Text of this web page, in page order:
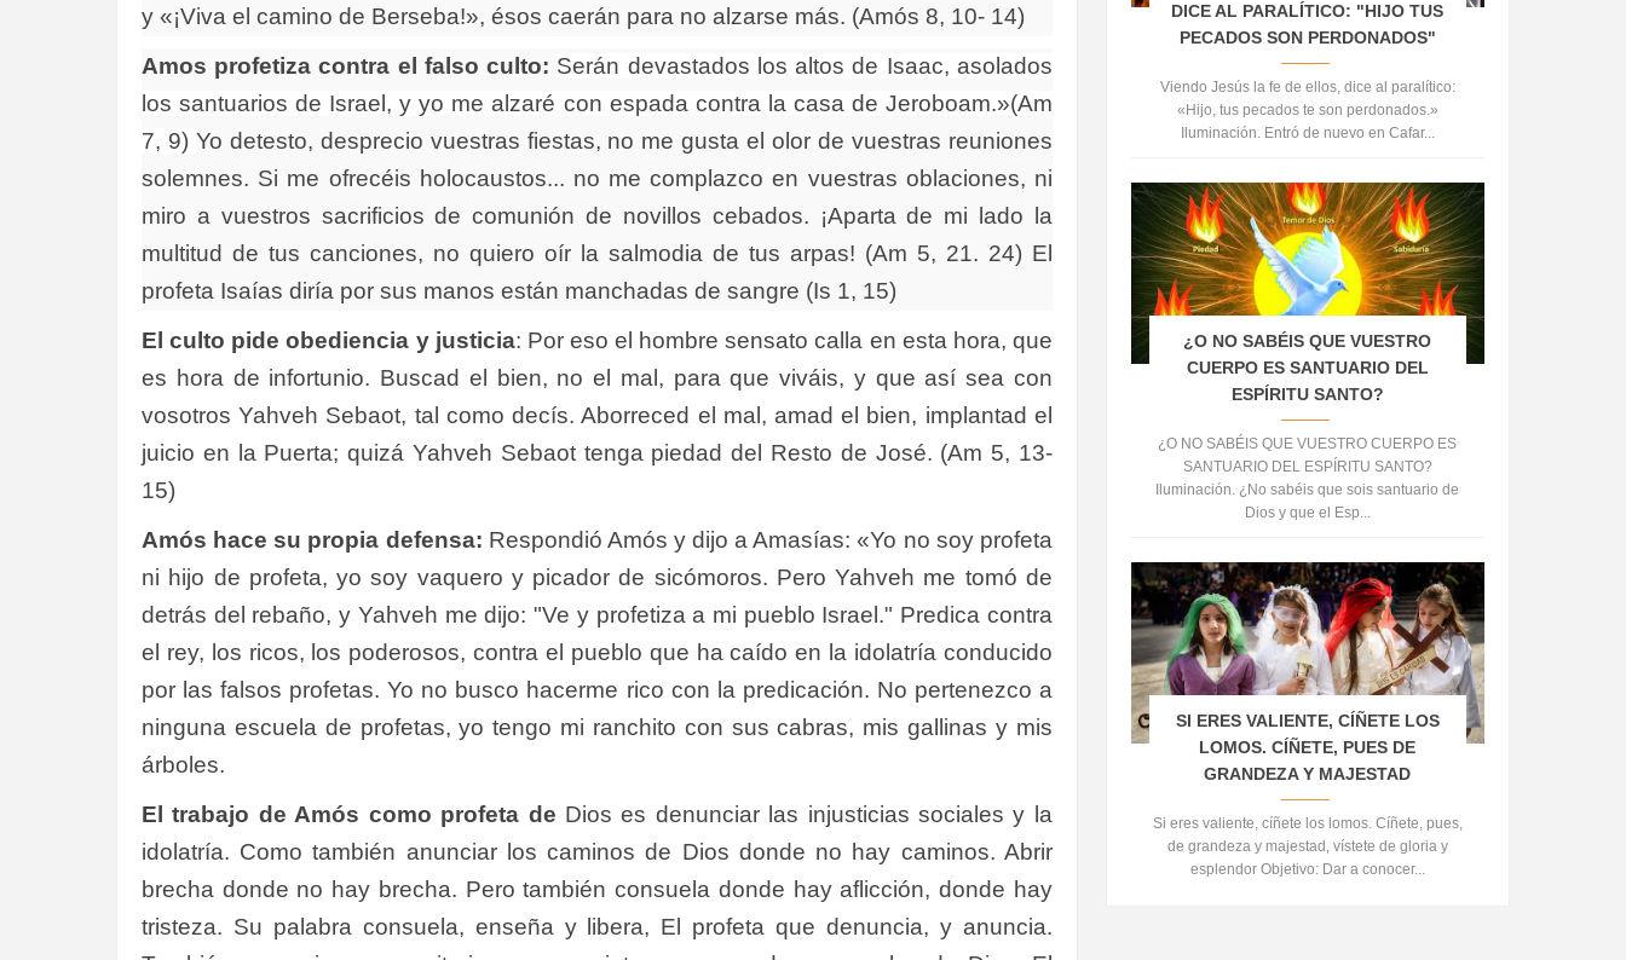
y «¡Viva el camino de Berseba!», ésos caerán para no alzarse más. (Amós 8, 10- 14)
Amos profetiza contra el falso culto: Serán devastados los altos de Isaac, asolados
los santuarios de Israel, y yo me alzaré con espada contra la casa de Jeroboam.»(Am
7, 9) Yo detesto, desprecio vuestras fiestas, no me gusta el olor de vuestras reuniones
solemnes. Si me ofrecéis holocaustos... no me complazco en vuestras oblaciones, ni
miro a vuestros sacrificios de comunión de novillos cebados. ¡Aparta de mi lado la
multitud de tus canciones, no quiero oír la salmodia de tus arpas! (Am 5, 21. 24) El
profeta Isaías diría por sus manos están manchadas de sangre (Is 1, 15)
El culto pide obediencia y justicia: Por eso el hombre sensato calla en esta hora, que
es hora de infortunio. Buscad el bien, no el mal, para que viváis, y que así sea con
vosotros Yahveh Sebaot, tal como decís. Aborreced el mal, amad el bien, implantad el
juicio en la Puerta; quizá Yahveh Sebaot tenga piedad del Resto de José. (Am 5, 13-
15)
Amós hace su propia defensa: Respondió Amós y dijo a Amasías: «Yo no soy profeta
ni hijo de profeta, yo soy vaquero y picador de sicómoros. Pero Yahveh me tomó de
detrás del rebaño, y Yahveh me dijo: "Ve y profetiza a mi pueblo Israel." Predica contra
el rey, los ricos, los poderosos, contra el pueblo que ha caído en la idolatría conducido
por las falsos profetas. Yo no busco hacerme rico con la predicación. No pertenezco a
ninguna escuela de profetas, yo tengo mi ranchito con sus cabras, mis gallinas y mis
árboles.
El trabajo de Amós como profeta de Dios es denunciar las injusticias sociales y la
idolatría. Como también anunciar los caminos de Dios donde no hay caminos. Abrir
brecha donde no hay brecha. Pero también consuela donde hay aflicción, donde hay
tristeza. Su palabra consuela, enseña y libera, El profeta que denuncia, y anuncia.
DICE AL PARALÍTICO: "HIJO TUS
PECADOS SON PERDONADOS"
Viendo Jesús la fe de ellos, dice al paralítico:
«Hijo, tus pecados te son perdonados.»
Iluminación. Entró de nuevo en Cafar...
¿O NO SABÉIS QUE VUESTRO
CUERPO ES SANTUARIO DEL
ESPÍRITU SANTO?
¿O NO SABÉIS QUE VUESTRO CUERPO ES
SANTUARIO DEL ESPÍRITU SANTO?
Iluminación. ¿No sabéis que sois santuario de
Dios y que el Esp...
SI ERES VALIENTE, CÍÑETE LOS
LOMOS. CÍÑETE, PUES DE
GRANDEZA Y MAJESTAD
Si eres valiente, cíñete los lomos. Cíñete, pues,
de grandeza y majestad, vístete de gloria y
esplendor Objetivo: Dar a conocer...